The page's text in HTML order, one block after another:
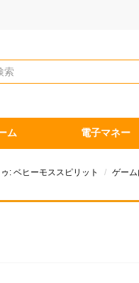
ム 電子マネー
: ベヒーモススピリット ゲー